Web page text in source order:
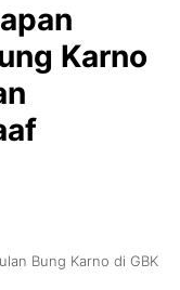
Karno
Bung Karno di GBK